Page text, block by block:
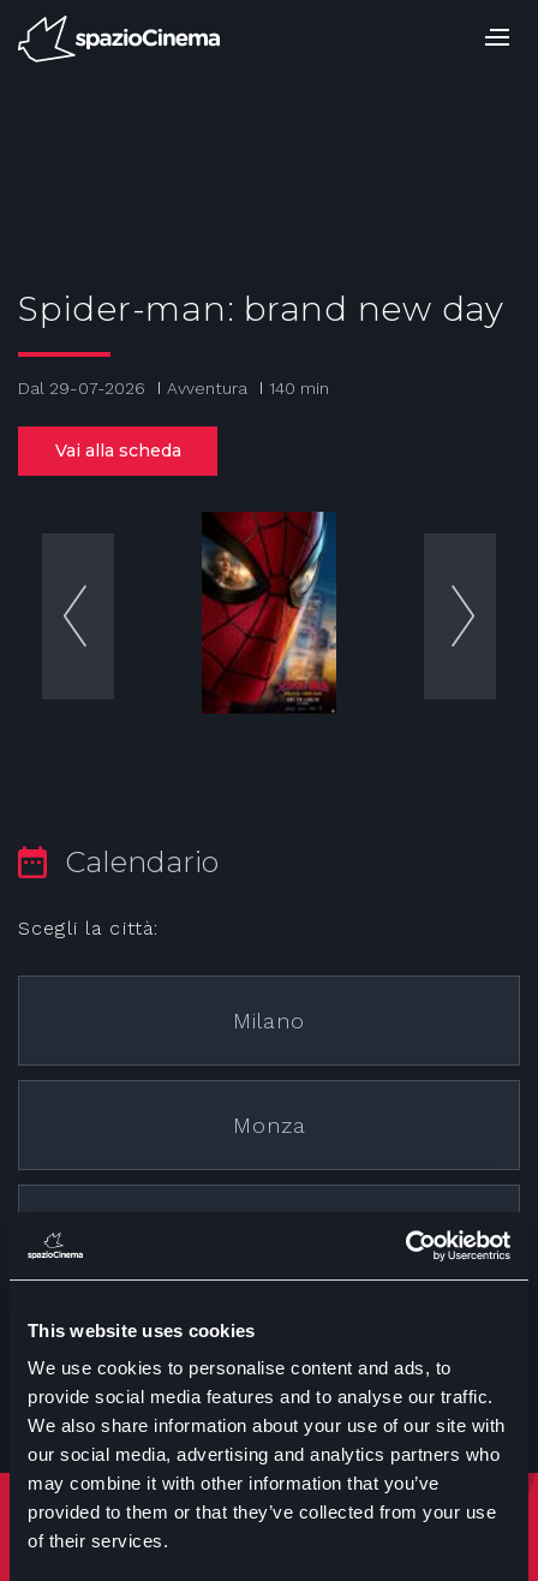
This website uses cookies
We use cookies to personalise content and ads, to
provide social media features and to analyse our traffic.
We also share information about your use of our site with
our social media, advertising and analytics partners who
may combine it with other information that you’ve
provided to them or that they’ve collected from your use
of their services.
Spider-man: brand new day
Dal 29-07-2026 Avventura 140 min
Vai alla scheda
Calendario
Scegli la città:
Milano
Monza
Treviglio
Rimani sempre aggiornato